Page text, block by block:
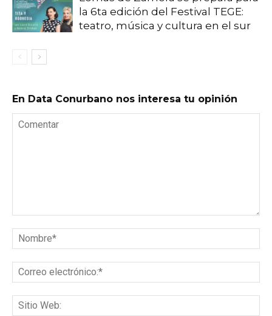
la 6ta edición del Festival TEGE:
teatro, música y cultura en el sur
En Data Conurbano nos interesa tu opinión